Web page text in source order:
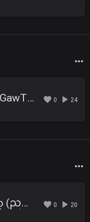
13-SayaDaw-U-GawThiTa-1993-04-19am.mp3 0 24
14 - ၁၉-၄-၁၉၉၃ (ညနေ) အဂ္ဂိဝ စ္ဆသုတ် 0 20